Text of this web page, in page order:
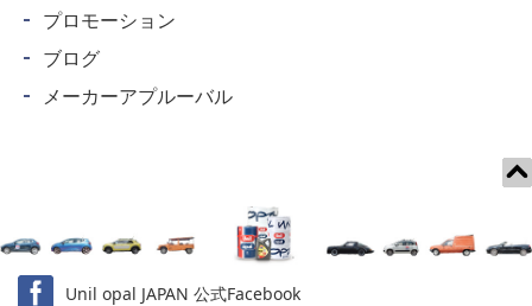
プロモーション
ブログ
メーカーアプルーバル
Unil opal JAPAN 公式Facebook